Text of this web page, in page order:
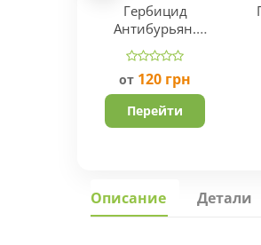
Гербицид
Антибурьян.
Производитель
Укравит.
от 120 грн
Перейти
Описание Детали